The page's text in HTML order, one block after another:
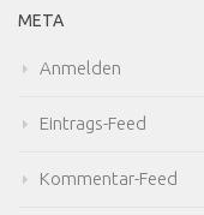
META
Anmelden
Eintrags-Feed
Kommentar-Feed